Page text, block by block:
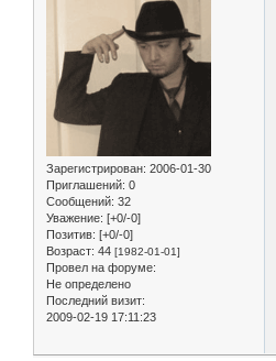
Зарегистрирован: 2006-01-30
Приглашений: 0
Сообщений: 32
Уважение: [+0/-0]
Позитив: [+0/-0]
Возраст: 44 [1982-01-01]
Провел на форуме:
Не определено
Последний визит:
2009-02-19 17:11:23